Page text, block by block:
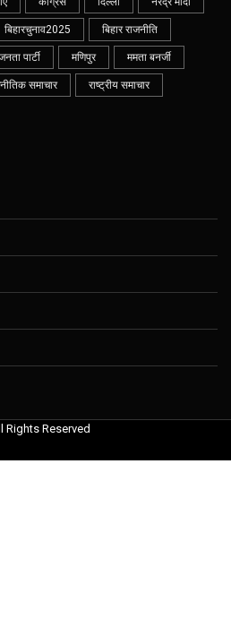
बिहारचुनाव2025 बिहार राजनीति
पार्टी मणिपुर ममता बनर्जी
समाचार राष्ट्रीय समाचार
Rights Reserved